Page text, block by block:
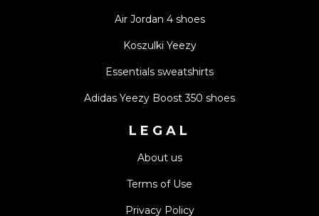
Air Jordan 4 shoes
Koszulki Yeezy
Essentials sweatshirts
Adidas Yeezy Boost 350 shoes
LEGAL
About us
Terms of Use
Privacy Policy